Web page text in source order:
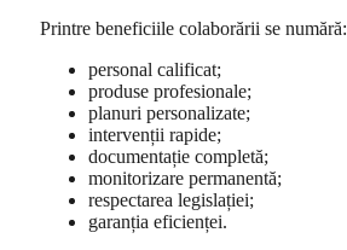
Printre beneficiile colaborării se numără:
personal calificat;
produse profesionale;
planuri personalizate;
intervenții rapide;
documentație completă;
monitorizare permanentă;
respectarea legislației;
garanția eficienței.